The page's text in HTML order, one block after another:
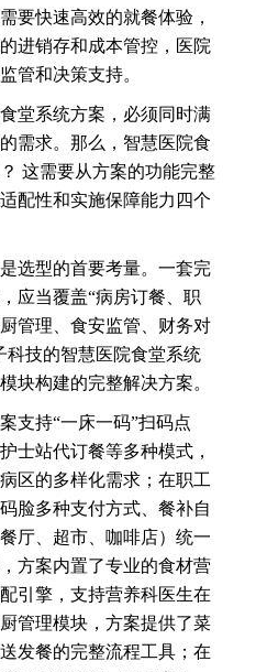
要快速高效的就餐体验，
进销存和成本管控，医院
管和决策支持。
堂系统方案，必须同时满
需求。那么，智慧医院食
这需要从方案的功能完整
配性和实施保障能力四个
选型的首要考量。一套完
应当覆盖“病房订餐、职
管理、食安监管、财务对
科技的智慧医院食堂系统
块构建的完整解决方案。
支持“一床一码”扫码点
士站代订餐等多种模式，
区的多样化需求；在职工
脸多种支付方式、餐补自
厅、超市、咖啡店）统一
方案内置了专业的食材营
引擎，支持营养科医生在
管理模块，方案提供了菜
发餐的完整流程工具；在